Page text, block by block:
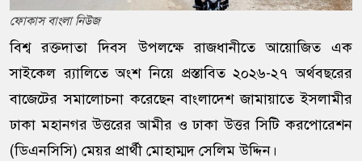
ফোকাস বাংলা নিউজ
বিশ্ব রক্তদাতা দিবস উপলক্ষে রাজধানীতে আয়োজিত এক
সাইকেল র‍্যালিতে অংশ নিয়ে প্রস্তাবিত ২০২৬-২৭ অর্থবছরের
বাজেটের সমালোচনা করেছেন বাংলাদেশ জামায়াতে ইসলামীর
ঢাকা মহানগর উত্তরের আমীর ও ঢাকা উত্তর সিটি করপোরেশন
(ডিএনসিসি) মেয়র প্রার্থী মোহাম্মদ সেলিম উদ্দিন।